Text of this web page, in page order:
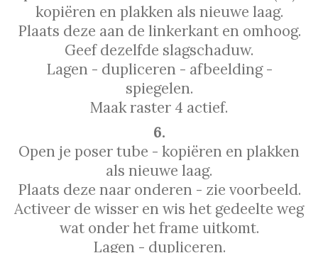
kopiëren en plakken als nieuwe laag.
Plaats deze aan de linkerkant en omhoog.
Geef dezelfde slagschaduw.
Lagen - dupliceren - afbeelding -
spiegelen.
Maak raster 4 actief.
6.
Open je poser tube - kopiëren en plakken
als nieuwe laag.
Plaats deze naar onderen - zie voorbeeld.
Activeer de wisser en wis het gedeelte weg
wat onder het frame uitkomt.
Lagen - dupliceren.